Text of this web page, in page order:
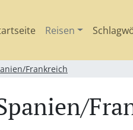
Reisen
Frankreich